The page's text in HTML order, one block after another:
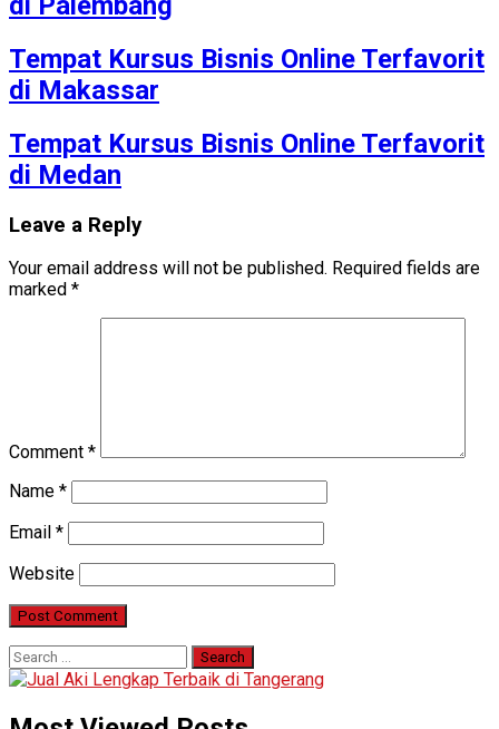
Tempat Kursus Bisnis Online Terfavorit
di Makassar
Tempat Kursus Bisnis Online Terfavorit
di Medan
Leave a Reply
Your email address will not be published. Required fields are
marked *
Comment *
Name *
Email *
Website
Search
for: